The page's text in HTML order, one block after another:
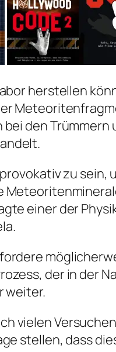
herstellen
den Trümmern
zu sein,
einer der
der in der
weiter.
vielen
stellen, dass